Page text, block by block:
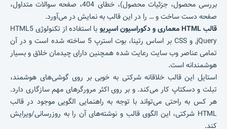
بررسی محصول، جزئیات محصول)، خطای 404، صفحه سوالات متداول،
صفحه دست ساخت و … را در این قالب به نمایش در می‌آورد.
قالب HTML معماری و دکوراسیون اسپریو
با استفاده از تکنولوژی HTML5
,jQuery و CSS بر اساس رتینا، بوت استرپ 5 ساخته شده است و در آن
تمامی عناصر وب سایت رعایت شده همچنین دارای چیدمان خلاق و بسیار
هوشمندانه است.
استایل این قالب خلاقانه شرکتی به خوبی بر روی گوشی‌های هوشمند،
تبلت و دسکتاپ کار می‌کند. و بر روی اکثر مرورگرهای مهم سازگاری دارد.
هر کس به راحتی می‌تواند با توجه به راهنمایی الگویی موجود در قالب
HTML شرکتی، این الگوی قالب و نوشته‌های آن را به روزرسانی/ویرایش
کند.